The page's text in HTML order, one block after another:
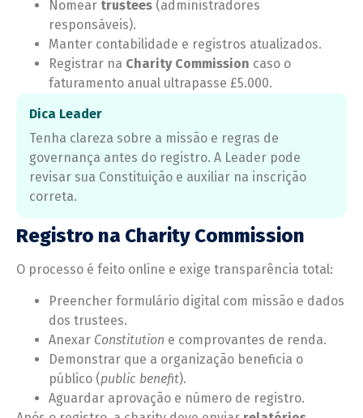
Nomear trustees (administradores
responsáveis).
Manter contabilidade e registros atualizados.
Registrar na Charity Commission caso o
faturamento anual ultrapasse £5.000.
Dica Leader
Tenha clareza sobre a missão e regras de
governança antes do registro. A Leader pode
revisar sua Constituição e auxiliar na inscrição
correta.
Registro na Charity Commission
O processo é feito online e exige transparência total:
Preencher formulário digital com missão e dados
dos trustees.
Anexar Constitution e comprovantes de renda.
Demonstrar que a organização beneficia o
público (public benefit).
Aguardar aprovação e número de registro.